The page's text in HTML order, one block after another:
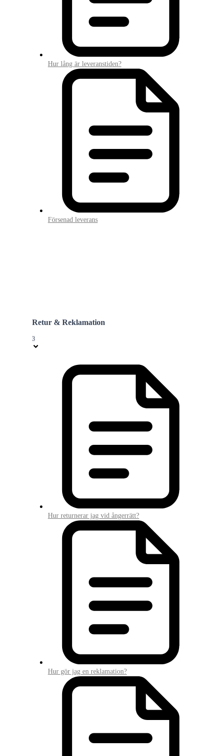
Hur lång är leveranstiden?
Försenad leverans
Retur & Reklamation
3
Hur returnerar jag vid ångerrätt?
Hur gör jag en reklamation?